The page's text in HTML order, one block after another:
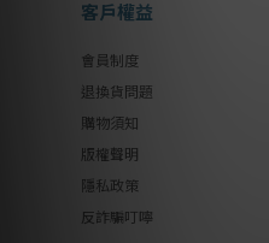
客戶權益
會員制度
退換貨問題
購物須知
版權聲明
隱私政策
反詐騙叮嚀